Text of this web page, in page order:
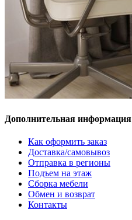
Дополнительная информация
Как оформить заказ
Доставка/самовывоз
Отправка в регионы
Подъем на этаж
Сборка мебели
Обмен и возврат
Контакты